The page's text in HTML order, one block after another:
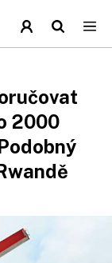
2000